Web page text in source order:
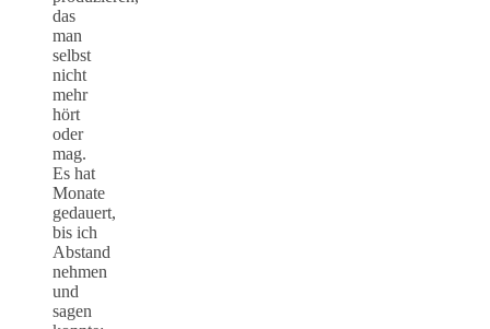
das
man
selbst
nicht
mehr
hört
oder
mag.
Es hat
Monate
gedauert,
bis ich
Abstand
nehmen
und
sagen